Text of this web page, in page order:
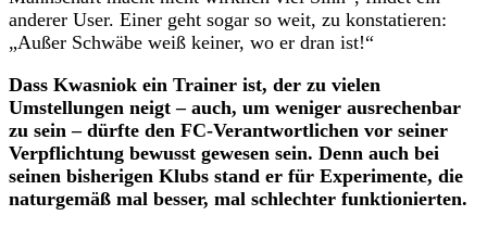
anderer User. Einer geht sogar so weit, zu konstatieren:
„Außer Schwäbe weiß keiner, wo er dran ist!“
Dass Kwasniok ein Trainer ist, der zu vielen
Umstellungen neigt – auch, um weniger ausrechenbar
zu sein – dürfte den FC-Verantwortlichen vor seiner
Verpflichtung bewusst gewesen sein. Denn auch bei
seinen bisherigen Klubs stand er für Experimente, die
naturgemäß mal besser, mal schlechter funktionierten.